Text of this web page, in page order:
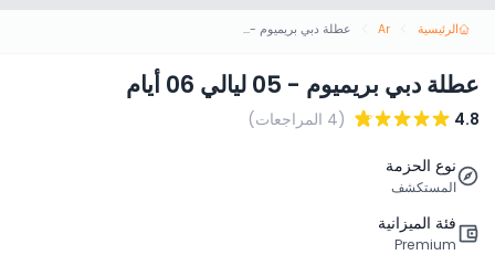
الرئيسية Ar عطلة دبي بريميوم - 05 ليالي 06 أيام
عطلة دبي بريميوم - 05 ليالي 06 أيام
4.8 (4 المراجعات)
نوع الحزمة
المستكشف
فئة الميزانية
Premium